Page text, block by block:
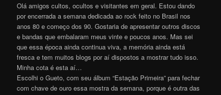
Olá amigos cultos, ocultos e visitantes em geral. Estou dando
por encerrada a semana dedicada ao rock feito no Brasil nos
anos 80 e começo dos 90. Gostaria de apresentar outros discos
e bandas que embalaram meus vinte e poucos anos. Mas sei
que essa época ainda continua viva, a memória ainda está
fresca e tem muitos blogs por aí dispostos a mostrar tudo isso.
Minha cota é esta aí…
Escolhi o Gueto, com seu álbum “Estação Primeira” para fechar
com chave de ouro essa mostra da semana, porque é outra das